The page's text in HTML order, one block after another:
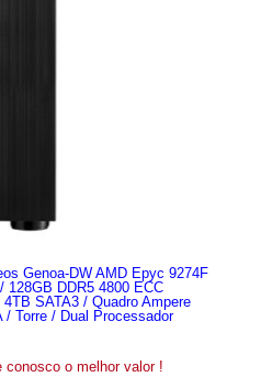
Genoa-DW AMD Epyc 9274F
128GB DDR5 4800 ECC
SATA3 / Quadro Ampere
/ Torre / Dual Processador
conosco o melhor valor !